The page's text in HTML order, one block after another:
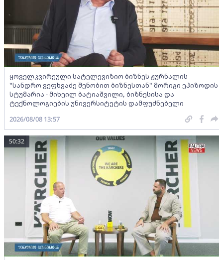
ყოველკვირეული სატელევიზიო ბიზნეს ჟურნალის
"სანდრო ვეფხვაძე შენობით ბიზნესთან" მორიგი ეპიზოდის
სტუმარია - მიხეილ ბატიაშვილი, ბიზნესისა და
ტექნოლოგიების უნივერსიტეტის დამფუძნებელი
2026/08/08 13:57
50:32